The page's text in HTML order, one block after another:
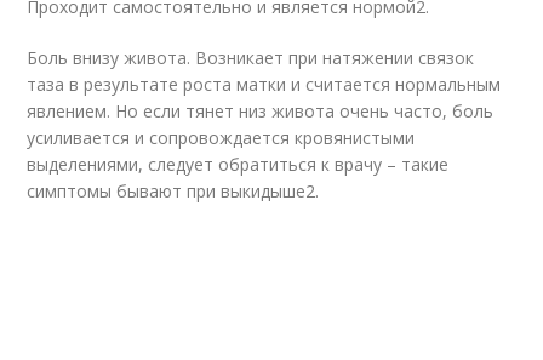
Проходит самостоятельно и является нормой2.
Боль внизу живота. Возникает при натяжении связок
таза в результате роста матки и считается нормальным
явлением. Но если тянет низ живота очень часто, боль
усиливается и сопровождается кровянистыми
выделениями, следует обратиться к врачу – такие
симптомы бывают при выкидыше2.